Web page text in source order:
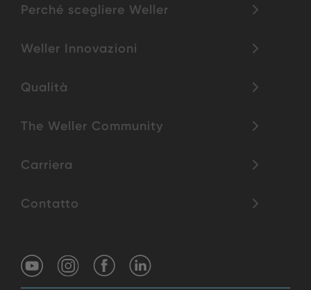
Perché scegliere Weller
Weller Innovazioni
Qualità
The Weller Community
Carriera
Contatto